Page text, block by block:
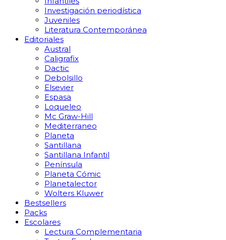
Investigación periodística
Juveniles
Literatura Contemporánea
Editoriales
Austral
Caligrafix
Dactic
Debolsillo
Elsevier
Espasa
Loqueleo
Mc Graw-Hill
Mediterraneo
Planeta
Santillana
Santillana Infantil
Península
Planeta Cómic
Planetalector
Wolters Kluwer
Bestsellers
Packs
Escolares
Lectura Complementaria